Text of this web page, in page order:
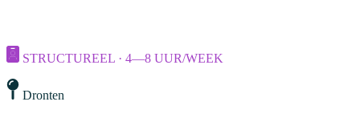
STRUCTUREEL · 4—8 UUR/WEEK
Dronten